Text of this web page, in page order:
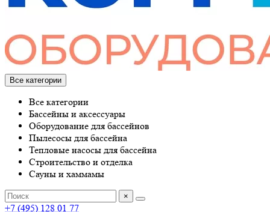
Все категории
Все категории
Бассейны и аксессуары
Оборудование для бассейнов
Пылесосы для бассейна
Тепловые насосы для бассейна
Строительство и отделка
Сауны и хаммамы
×
+7 (495) 128 01 77